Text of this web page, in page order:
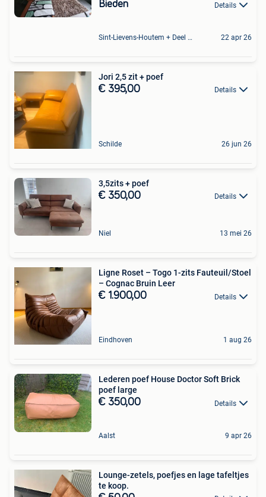
Bieden Details
Sint-Lievens-Houtem + Deel Oombergen 22 apr 26
Jori 2,5 zit + poef
€ 395,00 Details
Schilde 26 jun 26
3,5zits + poef
€ 350,00 Details
Niel 13 mei 26
Ligne Roset – Togo 1-zits Fauteuil/Stoel
– Cognac Bruin Leer
€ 1.900,00 Details
Eindhoven 1 aug 26
Lederen poef House Doctor Soft Brick
poef large
€ 350,00 Details
Aalst 9 apr 26
Lounge-zetels, poefjes en lage tafeltjes
te koop.